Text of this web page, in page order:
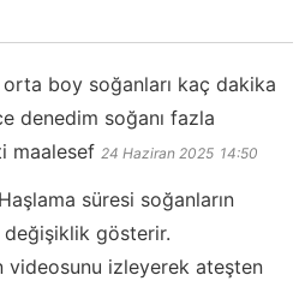
boy soğanları kaç dakika
denedim soğanı fazla
maalesef 24 Haziran 2025 14:50
Haşlama süresi soğanların
gösterir.
videosunu izleyerek ateşten